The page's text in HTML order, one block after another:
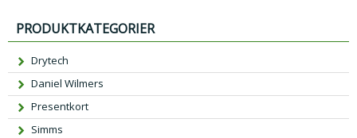
u
l
a
PRODUKTKATEGORIER
Drytech
Daniel Wilmers
Presentkort
Simms